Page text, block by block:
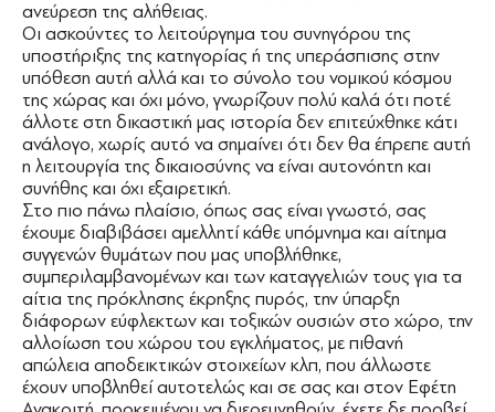
ανεύρεση της αλήθειας.
Οι ασκούντες το λειτούργημα του συνηγόρου της
υποστήριξης της κατηγορίας ή της υπεράσπισης στην
υπόθεση αυτή αλλά και το σύνολο του νομικού κόσμου
της χώρας και όχι μόνο, γνωρίζουν πολύ καλά ότι ποτέ
άλλοτε στη δικαστική μας ιστορία δεν επιτεύχθηκε κάτι
ανάλογο, χωρίς αυτό να σημαίνει ότι δεν θα έπρεπε αυτή
η λειτουργία της δικαιοσύνης να είναι αυτονόητη και
συνήθης και όχι εξαιρετική.
Στο πιο πάνω πλαίσιο, όπως σας είναι γνωστό, σας
έχουμε διαβιβάσει αμελλητί κάθε υπόμνημα και αίτημα
συγγενών θυμάτων που μας υποβλήθηκε,
συμπεριλαμβανομένων και των καταγγελιών τους για τα
αίτια της πρόκλησης έκρηξης πυρός, την ύπαρξη
διάφορων εύφλεκτων και τοξικών ουσιών στο χώρο, την
αλλοίωση του χώρου του εγκλήματος, με πιθανή
απώλεια αποδεικτικών στοιχείων κλπ, που άλλωστε
έχουν υποβληθεί αυτοτελώς και σε σας και στον Εφέτη